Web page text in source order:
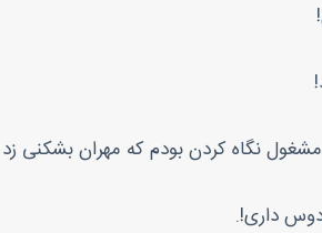
نگاه کردن بودم که مهران بشکنی
داری!.